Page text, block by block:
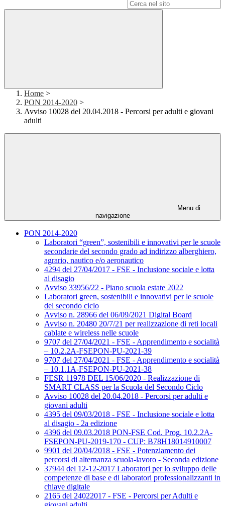
Home >
PON 2014-2020 >
Avviso 10028 del 20.04.2018 - Percorsi per adulti e giovani
adulti
Menu di
navigazione
PON 2014-2020
Laboratori “green”, sostenibili e innovativi per le scuole
secondarie del secondo grado ad indirizzo alberghiero,
agrario, nautico e/o aeronautico
4294 del 27/04/2017 - FSE - Inclusione sociale e lotta
al disagio
Avviso 33956/22 - Piano scuola estate 2022
Laboratori green, sostenibili e innovativi per le scuole
del secondo ciclo
Avviso n. 28966 del 06/09/2021 Digital Board
Avviso n. 20480 20/7/21 per realizzazione di reti locali
cablate e wireless nelle scuole
9707 del 27/04/2021 - FSE - Apprendimento e socialità
– 10.2.2A-FSEPON-PU-2021-39
9707 del 27/04/2021 - FSE - Apprendimento e socialità
– 10.1.1A-FSEPON-PU-2021-38
FESR 11978 DEL 15/06/2020 - Realizzazione di
SMART CLASS per la Scuola del Secondo Ciclo
Avviso 10028 del 20.04.2018 - Percorsi per adulti e
giovani adulti
4395 del 09/03/2018 - FSE - Inclusione sociale e lotta
al disagio - 2a edizione
4396 del 09.03.2018 PON-FSE Cod. Prog. 10.2.2A-
FSEPON-PU-2019-170 - CUP: B78H18014910007
9901 del 20/04/2018 - FSE - Potenziamento dei
percorsi di alternanza scuola-lavoro - Seconda edizione
37944 del 12-12-2017 Laboratori per lo sviluppo delle
competenze di base e di laboratori professionalizzanti in
chiave digitale
2165 del 24022017 - FSE - Percorsi per Adulti e